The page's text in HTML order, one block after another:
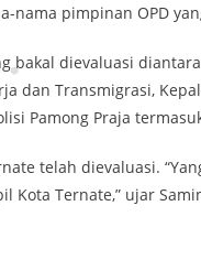
nama pimpinan OPD
dievaluasi
dan Transmigrasi,
Pamong Praja
telah dievaluasi.
Kota Ternate,” ujar